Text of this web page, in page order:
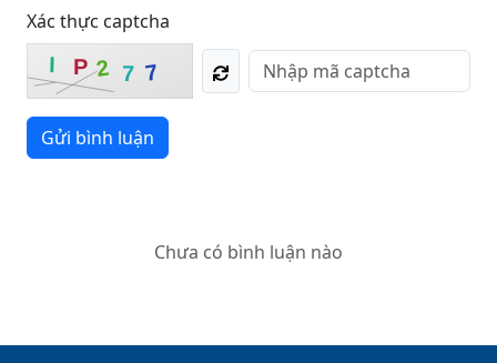
Xác thực captcha
I P 2 7 7
Gửi bình luận
Chưa có bình luận nào